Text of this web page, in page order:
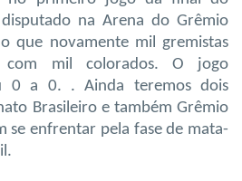
na Arena do Grêmio
que novamente mil gremistas
com mil colorados. O jogo
0 a 0. . Ainda teremos dois
Brasileiro e também Grêmio
se enfrentar pela fase de mata-